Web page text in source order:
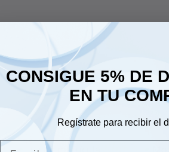
CONSIGUE 5% DE
EN TU
Regístrate para recibir el